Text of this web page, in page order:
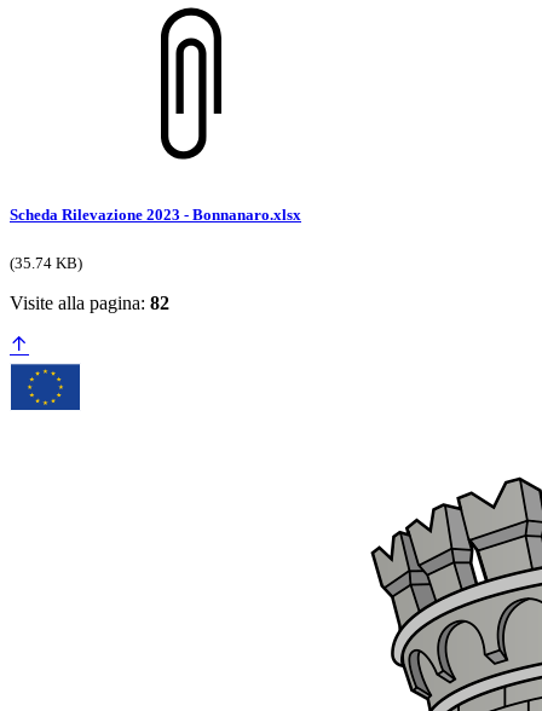
Scheda Rilevazione 2023 - Bonnanaro.xlsx
(35.74 KB)
Visite alla pagina: 82